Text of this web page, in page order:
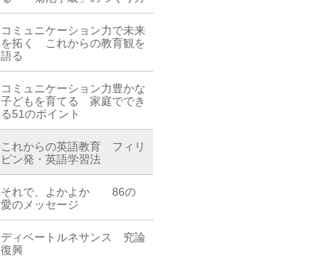
コミュニケーション力で未来
を拓く これからの教育観を
語る
コミュニケーション力豊かな
子どもを育てる 家庭ででき
る51のポイント
これからの英語教育 フィリ
ピン発・英語学習法
それで、よかよか 86の
愛のメッセージ
ディベートルネサンス 究論
復興